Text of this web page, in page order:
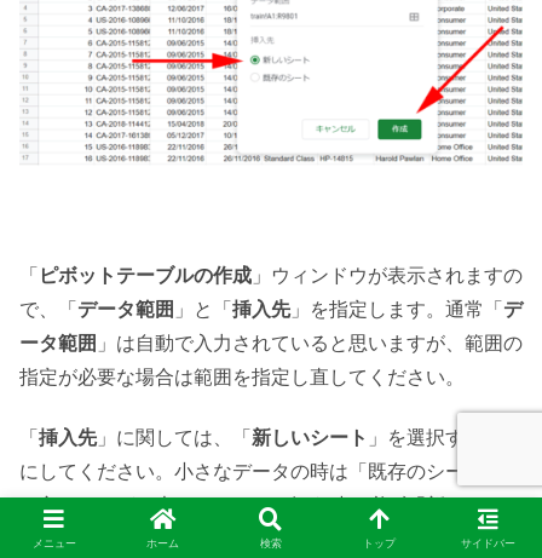
「 ピボットテーブルの作成 」ウィンドウが表示されますの
で、「 データ範囲 」と「 挿入先」を指定します。通常「 デ
ータ範囲 」は自動で入力されていると思いますが、範囲の
指定が必要な場合は範囲を指定し直してください。
「 挿入先」に関しては、「 新しいシート 」を選択するよう
にしてください。小さなデータの時は「既存のシート」で
も良いですが、大きなデータを扱う時は必ず「新しいシー
ト」を選ぶようにしてください。
メニュー ホーム 検索 トップ サイドバー